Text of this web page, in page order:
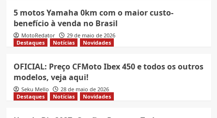
5 motos Yamaha 0km com o maior custo-
benefício à venda no Brasil
MotoRedator
29 de maio de 2026
Destaques
Notícias Novidades
OFICIAL: Preço CFMoto Ibex 450 e todos os outros
modelos, veja aqui!
Seku Mello
28 de maio de 2026
Destaques
Notícias Novidades